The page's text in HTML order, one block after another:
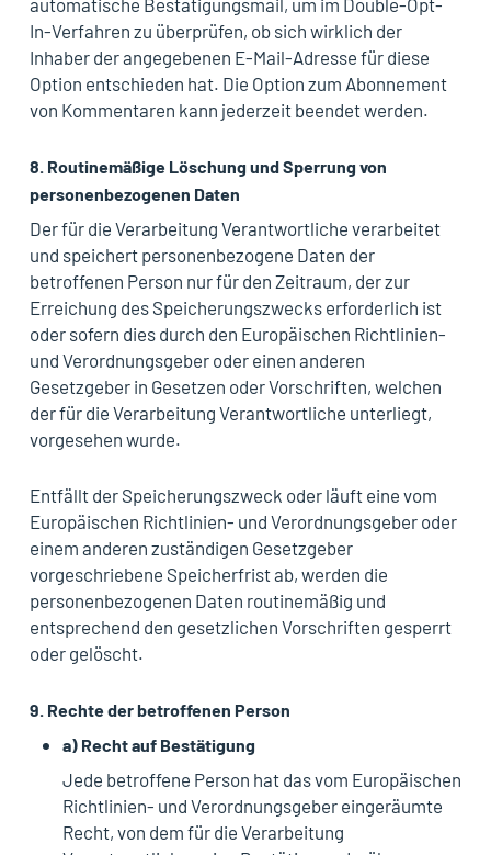
automatische Bestätigungsmail, um im Double-Opt-
In-Verfahren zu überprüfen, ob sich wirklich der
Inhaber der angegebenen E-Mail-Adresse für diese
Option entschieden hat. Die Option zum Abonnement
von Kommentaren kann jederzeit beendet werden.
8. Routinemäßige Löschung und Sperrung von
personenbezogenen Daten
Der für die Verarbeitung Verantwortliche verarbeitet
und speichert personenbezogene Daten der
betroffenen Person nur für den Zeitraum, der zur
Erreichung des Speicherungszwecks erforderlich ist
oder sofern dies durch den Europäischen Richtlinien-
und Verordnungsgeber oder einen anderen
Gesetzgeber in Gesetzen oder Vorschriften, welchen
der für die Verarbeitung Verantwortliche unterliegt,
vorgesehen wurde.
Entfällt der Speicherungszweck oder läuft eine vom
Europäischen Richtlinien- und Verordnungsgeber oder
einem anderen zuständigen Gesetzgeber
vorgeschriebene Speicherfrist ab, werden die
personenbezogenen Daten routinemäßig und
entsprechend den gesetzlichen Vorschriften gesperrt
oder gelöscht.
9. Rechte der betroffenen Person
a) Recht auf Bestätigung
Jede betroffene Person hat das vom Europäischen
Richtlinien- und Verordnungsgeber eingeräumte
Recht, von dem für die Verarbeitung